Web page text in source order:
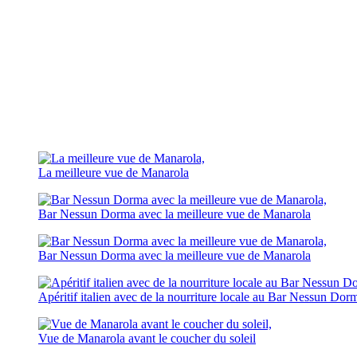
La meilleure vue de Manarola
Bar Nessun Dorma avec la meilleure vue de Manarola
Bar Nessun Dorma avec la meilleure vue de Manarola
Apéritif italien avec de la nourriture locale au Bar Nessun
Vue de Manarola avant le coucher du soleil